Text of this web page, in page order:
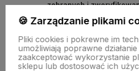
zebranych i
🍪 Zarządzanie plikami
Pliki cookies i pokrewne im
umożliwiają poprawne
zaakceptować wykorzystanie
sklepu lub dostosować ich